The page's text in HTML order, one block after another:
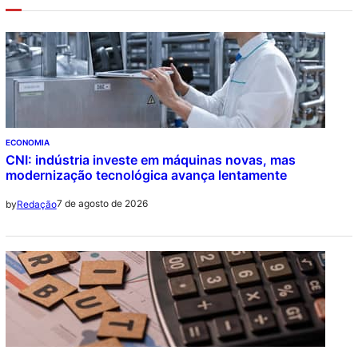
ECONOMIA
CNI: indústria investe em máquinas novas, mas
modernização tecnológica avança lentamente
byRedação7 de agosto de 2026